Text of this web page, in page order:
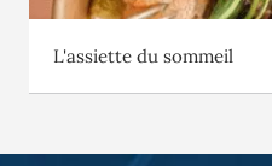
L'assiette du sommeil